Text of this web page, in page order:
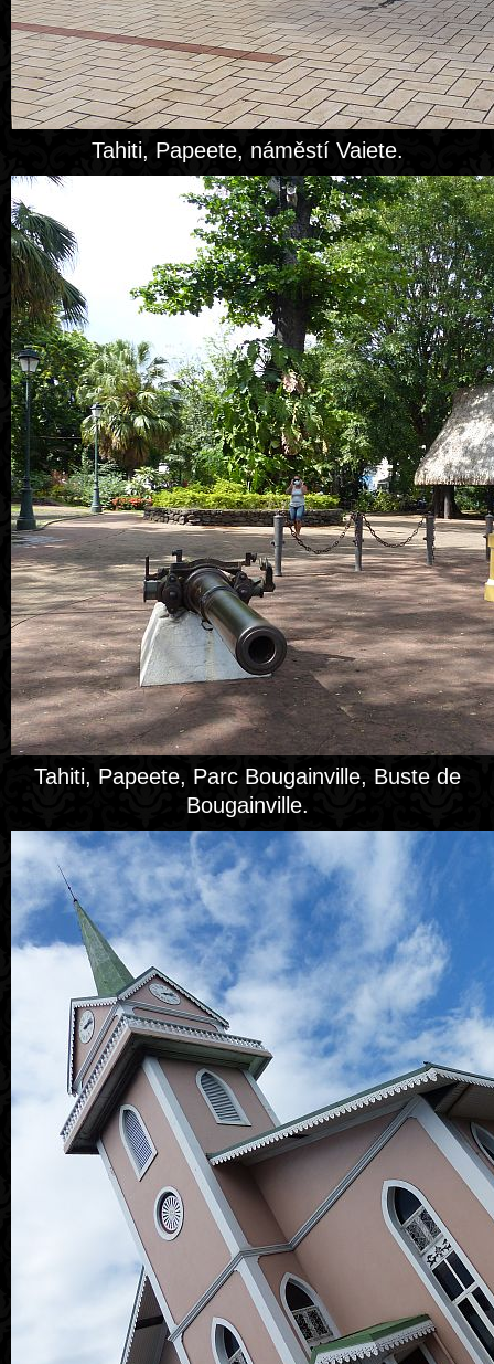
Tahiti, Papeete, náměstí Vaiete.
Tahiti, Papeete, Parc Bougainville, Buste de
Bougainville.